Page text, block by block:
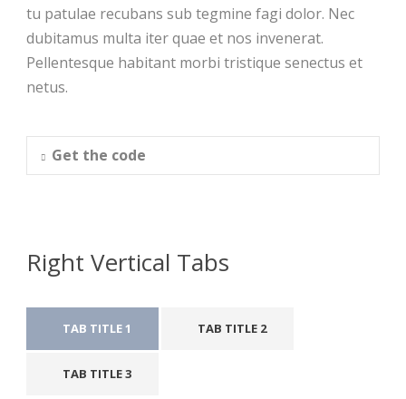
tu patulae recubans sub tegmine fagi dolor. Nec
dubitamus multa iter quae et nos invenerat.
Pellentesque habitant morbi tristique senectus et
netus.
Get the code
Right Vertical Tabs
TAB TITLE 1 TAB TITLE 2
TAB TITLE 3